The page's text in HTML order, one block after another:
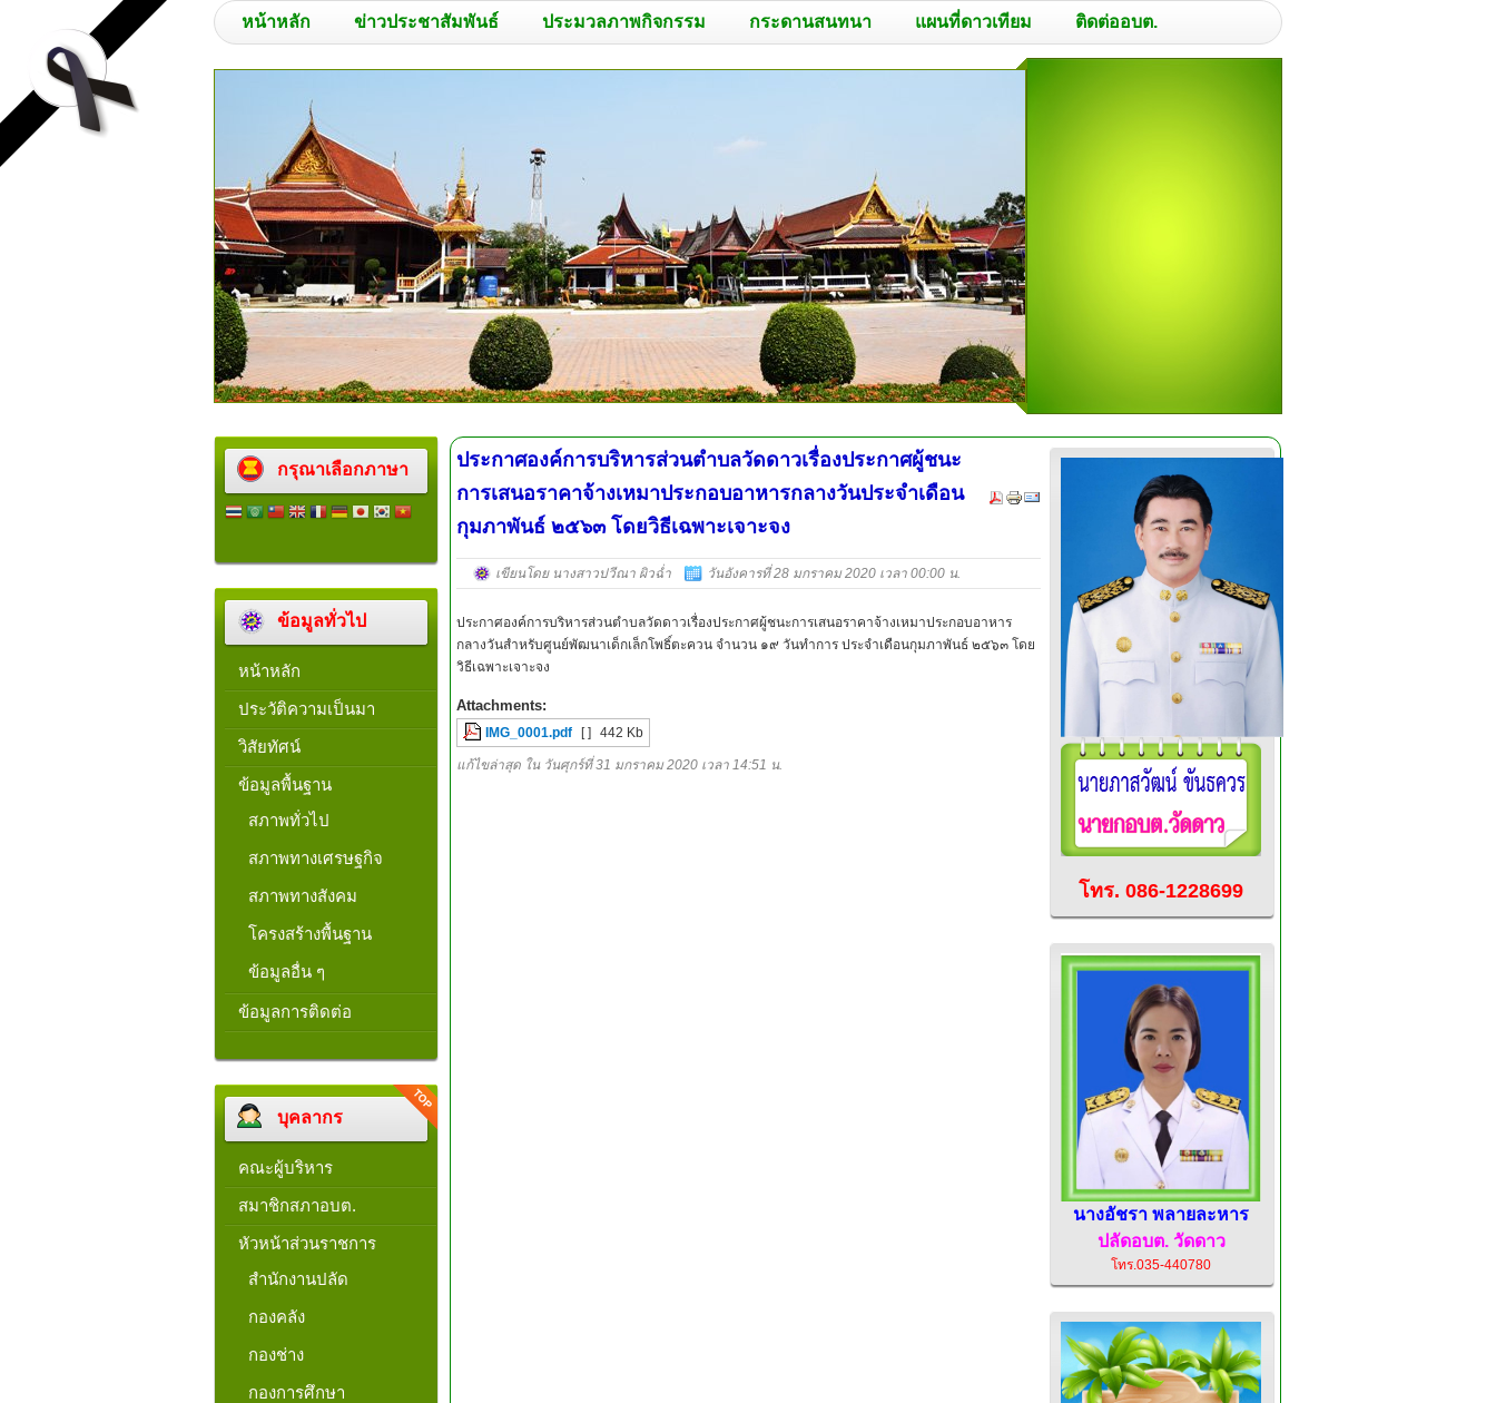
หน้าหลัก ข่าวประชาสัมพันธ์ ประมวลภาพกิจกรรม กระดานสนทนา แผนที่ดาวเทียม ติดต่ออบต.
กรุณาเลือกภาษา
ข้อมูลทั่วไป
หน้าหลัก
ประวัติความเป็นมา
วิสัยทัศน์
ข้อมูลพื้นฐาน
สภาพทั่วไป
สภาพทางเศรษฐกิจ
สภาพทางสังคม
โครงสร้างพื้นฐาน
ข้อมูลอื่น ๆ
ข้อมูลการติดต่อ
บุคลากร
คณะผู้บริหาร
สมาชิกสภาอบต.
หัวหน้าส่วนราชการ
สำนักงานปลัด
กองคลัง
กองช่าง
กองการศึกษา
ประกาศองค์การบริหารส่วนตำบลวัดดาวเรื่องประกาศผู้ชนะ
การเสนอราคาจ้างเหมาประกอบอาหารกลางวันประจำเดือน
กุมภาพันธ์ ๒๕๖๓ โดยวิธีเฉพาะเจาะจง
เขียนโดย นางสาวปวีณา ผิวฉ่ำ วันอังคารที่ 28 มกราคม 2020 เวลา 00:00 น.
ประกาศองค์การบริหารส่วนตำบลวัดดาวเรื่องประกาศผู้ชนะการเสนอราคาจ้างเหมาประกอบอาหาร
กลางวันสำหรับศูนย์พัฒนาเด็กเล็กโพธิ์ตะควน จำนวน ๑๙ วันทำการ ประจำเดือนกุมภาพันธ์ ๒๕๖๓ โดย
วิธีเฉพาะเจาะจง
Attachments:
IMG_0001.pdf [ ] 442 Kb
แก้ไขล่าสุด ใน วันศุกร์ที่ 31 มกราคม 2020 เวลา 14:51 น.
โทร. 086-1228699
นางอัชรา พลายละหาร
ปลัดอบต. วัดดาว
โทร.035-440780